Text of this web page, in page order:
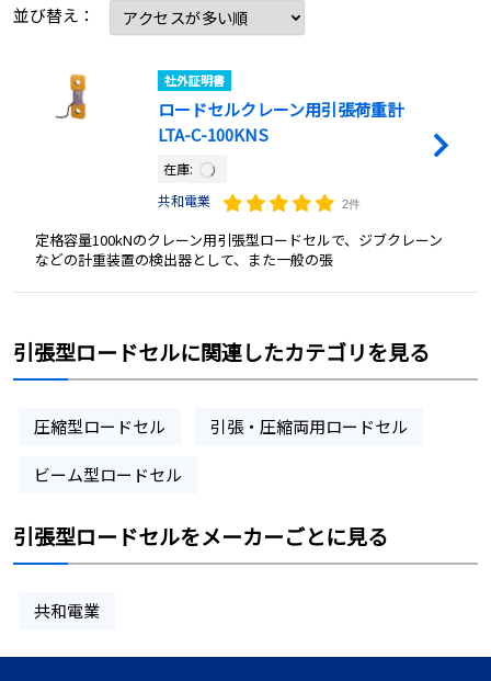
並び替え：
社外証明書
ロードセルクレーン用引張荷重計
LTA-C-100KNS
在庫:
共和電業
2件
定格容量100kNのクレーン用引張型ロードセルで、ジブクレーン
などの計重装置の検出器として、また一般の張
引張型ロードセルに関連したカテゴリを見る
圧縮型ロードセル 引張・圧縮両用ロードセル
ビーム型ロードセル
引張型ロードセルをメーカーごとに見る
共和電業